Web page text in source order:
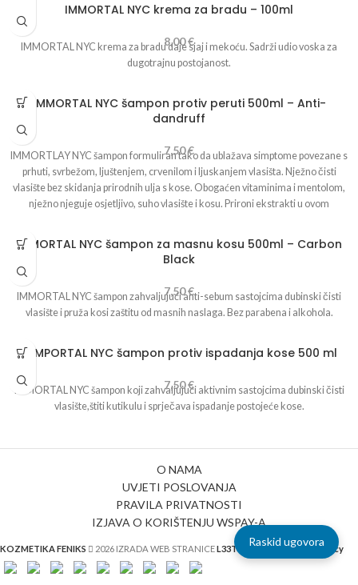
IMMORTAL crni vosak za kosu za prekrivanje sijede kose. Svojim kremastim
sadržajem omogućuje jednostavno nanošenje te lako ispiranje. Pogodan za
nanošenje na kosu i bradu.
IMMORTAL NYC krema za bradu – 100ml
8,00€
IMMORTAL NYC krema za bradu daje sjaj i mekoću. Sadrži udio voska za
dugotrajnu postojanost.
IMMORTAL NYC šampon protiv peruti 500ml – Anti-
dandruff
7,50€
IMMORTLAY NYC šampon formuliran tako da ublažava simptome povezane s
prhuti, svrbežom, ljuštenjem, crvenilom i ljuskanjem vlasišta. Nježno čisti
vlasište bez skidanja prirodnih ulja s kose. Obogaćen vitaminima i mentolom,
nježno njeguje osjetljivo, suho vlasište i kosu. Prironi ekstrakti u ovom
IMMORTAL NYC šampon za masnu kosu 500ml – Carbon
Black
7,50€
IMMORTAL NYC šampon zahvaljujući anti-sebum sastojcima dubinski čisti
vlasište i pruža kosi zaštitu od masnih naslaga. Bez parabena i alkohola.
IMMPORTAL NYC šampon protiv ispadanja kose 500 ml
7,50€
IMMORTAL NYC šampon koji zahvaljujući aktivnim sastojcima dubinski čisti
vlasište,štiti kutikulu i sprječava ispadanje postojeće kose.
O NAMA
UVJETI POSLOVANJA
PRAVILA PRIVATNOSTI
IZJAVA O KORIŠTENJU WSPAY-A
KOZMETIKA FENIKS 2026 IZRADA WEB STRANICEL33T - digital marketing agency
Raskid ugovora